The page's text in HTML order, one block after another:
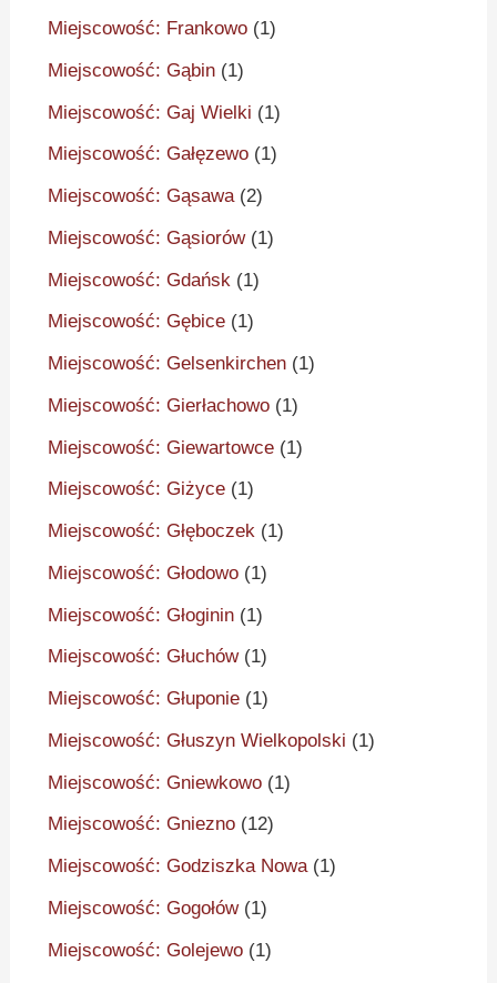
Miejscowość: Frankowo (1)
Miejscowość: Gąbin (1)
Miejscowość: Gaj Wielki (1)
Miejscowość: Gałęzewo (1)
Miejscowość: Gąsawa(2)
Miejscowość: Gąsiorów(1)
Miejscowość: Gdańsk (1)
Miejscowość: Gębice (1)
Miejscowość: Gelsenkirchen (1)
Miejscowość: Gierłachowo (1)
Miejscowość: Giewartowce (1)
Miejscowość: Giżyce (1)
Miejscowość: Głęboczek (1)
Miejscowość: Głodowo (1)
Miejscowość: Głoginin (1)
Miejscowość: Głuchów(1)
Miejscowość: Głuponie (1)
Miejscowość: Głuszyn Wielkopolski (1)
Miejscowość: Gniewkowo (1)
Miejscowość: Gniezno (12)
Miejscowość: Godziszka Nowa(1)
Miejscowość: Gogołów(1)
Miejscowość: Golejewo (1)